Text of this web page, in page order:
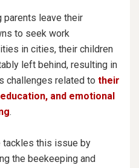
parents leave their
to seek work
in cities, their children
left behind, resulting in
challenges related to their
and emotional
.
tackles this issue by
the beekeeping and